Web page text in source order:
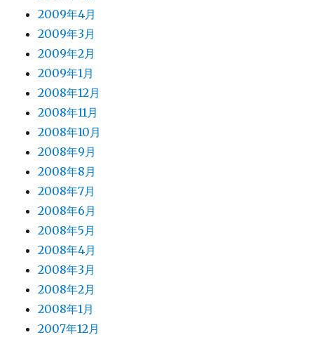
2009年4月
2009年3月
2009年2月
2009年1月
2008年12月
2008年11月
2008年10月
2008年9月
2008年8月
2008年7月
2008年6月
2008年5月
2008年4月
2008年3月
2008年2月
2008年1月
2007年12月